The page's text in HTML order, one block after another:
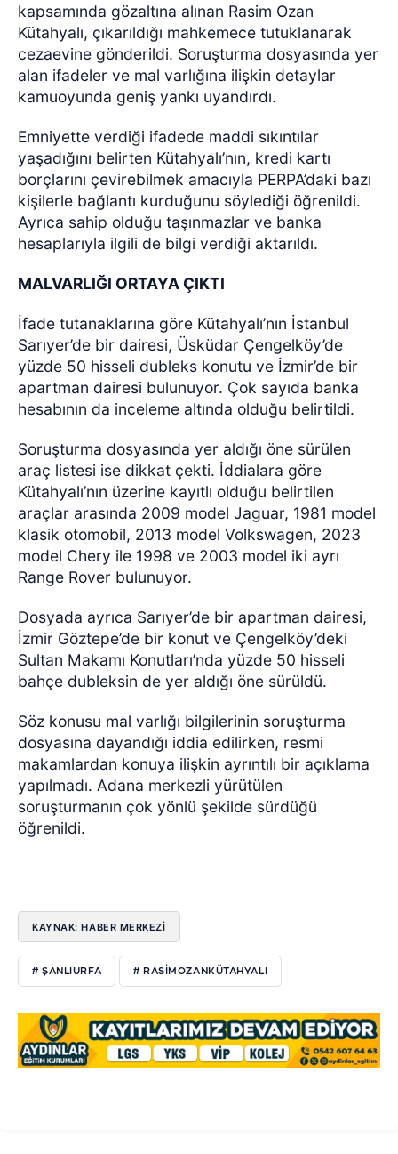
kapsamında gözaltına alınan Rasim Ozan
Kütahyalı, çıkarıldığı mahkemece tutuklanarak
cezaevine gönderildi. Soruşturma dosyasında yer
alan ifadeler ve mal varlığına ilişkin detaylar
kamuoyunda geniş yankı uyandırdı.
Emniyette verdiği ifadede maddi sıkıntılar
yaşadığını belirten Kütahyalı’nın, kredi kartı
borçlarını çevirebilmek amacıyla PERPA’daki bazı
kişilerle bağlantı kurduğunu söylediği öğrenildi.
Ayrıca sahip olduğu taşınmazlar ve banka
hesaplarıyla ilgili de bilgi verdiği aktarıldı.
MALVARLIĞI ORTAYA ÇIKTI
İfade tutanaklarına göre Kütahyalı’nın İstanbul
Sarıyer’de bir dairesi, Üsküdar Çengelköy’de
yüzde 50 hisseli dubleks konutu ve İzmir’de bir
apartman dairesi bulunuyor. Çok sayıda banka
hesabının da inceleme altında olduğu belirtildi.
Soruşturma dosyasında yer aldığı öne sürülen
araç listesi ise dikkat çekti. İddialara göre
Kütahyalı’nın üzerine kayıtlı olduğu belirtilen
araçlar arasında 2009 model Jaguar, 1981 model
klasik otomobil, 2013 model Volkswagen, 2023
model Chery ile 1998 ve 2003 model iki ayrı
Range Rover bulunuyor.
Dosyada ayrıca Sarıyer’de bir apartman dairesi,
İzmir Göztepe’de bir konut ve Çengelköy’deki
Sultan Makamı Konutları’nda yüzde 50 hisseli
bahçe dubleksin de yer aldığı öne sürüldü.
Söz konusu mal varlığı bilgilerinin soruşturma
dosyasına dayandığı iddia edilirken, resmi
makamlardan konuya ilişkin ayrıntılı bir açıklama
yapılmadı. Adana merkezli yürütülen
soruşturmanın çok yönlü şekilde sürdüğü
öğrenildi.
KAYNAK: HABER MERKEZİ
# ŞANLIURFA # RASIMOZANKÜTAHYALI